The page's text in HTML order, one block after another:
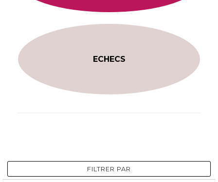
ECHECS
FILTRER PAR